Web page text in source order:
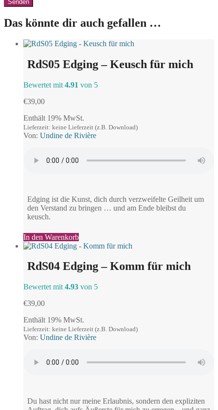
Das könnte dir auch gefallen …
RdS05 Edging – Keusch für mich
Bewertet mit 4.91 von 5
€39,00
Enthält 19% MwSt.
Lieferzeit: keine Lieferzeit (z.B. Download)
Von: Undine de Rivière
Edging ist die Kunst, dich durch verzweifelte Geilheit um
den Verstand zu bringen … und am Ende bleibst du
keusch.
In den Warenkorb
RdS04 Edging – Komm für mich
Bewertet mit 4.93 von 5
€39,00
Enthält 19% MwSt.
Lieferzeit: keine Lieferzeit (z.B. Download)
Von: Undine de Rivière
Du hast nicht nur meine Erlaubnis, sondern den expliziten